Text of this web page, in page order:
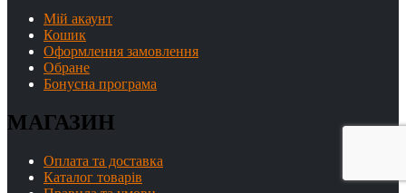
Мій акаунт
Кошик
Оформлення замовлення
Обране
Бонусна програма
МАГАЗИН
Оплата та доставка
Каталог товарів